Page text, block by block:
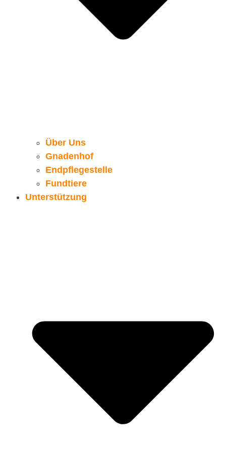
Über Uns
Gnadenhof
Endpflegestelle
Fundtiere
Unterstützung